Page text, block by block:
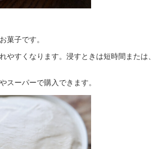
菓子です。
やすくなります。浸すときは短時間または、
スーパーで購入できます。